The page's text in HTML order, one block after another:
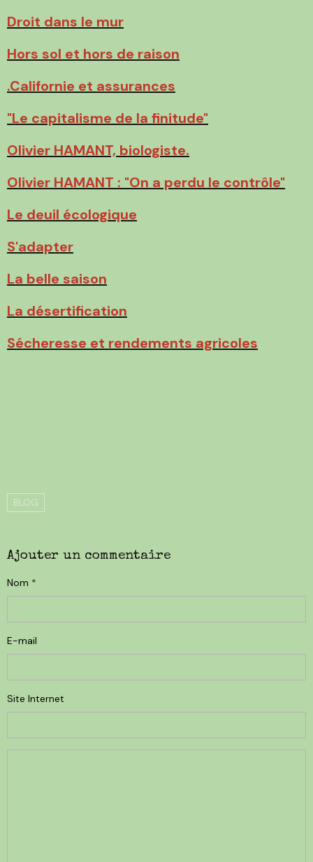
Droit dans le mur
Hors sol et hors de raison
.Californie et assurances
"Le capitalisme de la finitude"
Olivier HAMANT, biologiste.
Olivier HAMANT : "On a perdu le contrôle"
Le deuil écologique
S'adapter
La belle saison
La désertification
Sécheresse et rendements agricoles
BLOG
Ajouter un commentaire
Nom
E-mail
Site Internet